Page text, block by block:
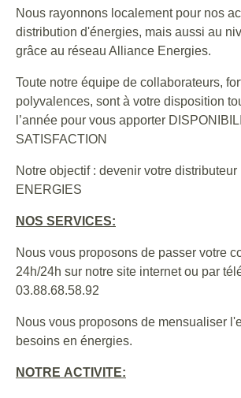
Nous rayonnons localement pour nos
distribution d'énergies, mais aussi au
grâce au réseau Alliance Energies.
Toute notre équipe de collaborateurs,
polyvalences, sont à votre disposition
l’année pour vous apporter
SATISFACTION
Notre objectif : devenir votre distributeur
ENERGIES
NOS SERVICES:
Nous vous proposons de passer votre
24h/24h sur notre site internet ou par
03.88.68.58.92
Nous vous proposons de mensualiser
besoins en énergies.
NOTRE ACTIVITE: